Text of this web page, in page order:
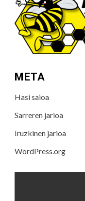
META
Hasi saioa
Sarreren jarioa
Iruzkinen jarioa
WordPress.org